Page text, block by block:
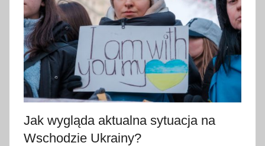
c
z
n
i
a
2
0
Jak wygląda aktualna sytuacja na
Wschodzie Ukrainy?